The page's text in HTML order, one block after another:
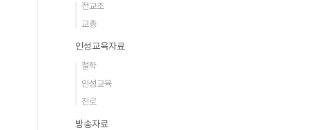
전교조
교총
인성교육자료
철학
인성교육
진로
방송자료